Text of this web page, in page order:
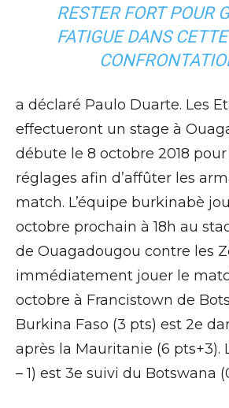
RESTER FORT POUR
FATIGUE DANS
a déclaré Paulo Duarte. Les
effectueront un stage à
débute le 8 octobre 2018
réglages afin d’affûter les
match. L’équipe burkinabè
octobre prochain à 18h au
de Ouagadougou contre les
immédiatement jouer le
octobre à Francistown de
Burkina Faso (3 pts) est 2e
après la Mauritanie (6 pts+3).
– 1) est 3e suivi du Botswana